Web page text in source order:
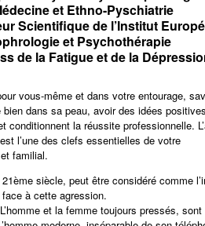
et Ethno-Pyschiatrie
Scientifique de l’Institut
et Psychothérapie
de la Fatigue et de la
vous-même et dans votre entourage,
dans sa peau, avoir des idées
la réussite professionnelle.
l’une des clefs essentielles de votre
familial.
siècle, peut être considéré comme
à cette agression.
et la femme toujours pressés, sont